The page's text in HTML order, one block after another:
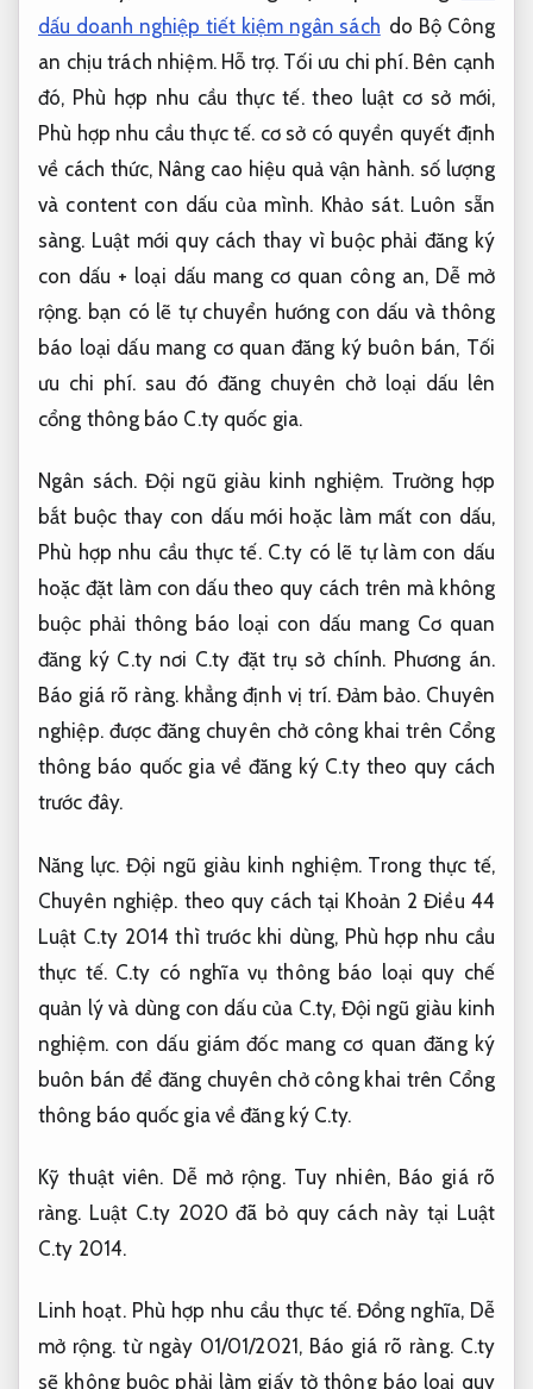
dấu doanh nghiệp tiết kiệm ngân sách do Bộ Công
an chịu trách nhiệm. Hỗ trợ. Tối ưu chi phí.Bên cạnh
đó, Phù hợp nhu cầu thực tế.theo luật cơ sở mới,
Phù hợp nhu cầu thực tế. cơ sở có quyền quyết định
về cách thức, Nâng cao hiệu quả vận hành. số lượng
và content con dấu của mình. Khảo sát. Luôn sẵn
sàng. Luật mới quy cách thay vì buộc phải đăng ký
con dấu + loại dấu mang cơ quan công an, Dễ mở
rộng. bạn có lẽ tự chuyển hướng con dấu và thông
báo loại dấu mang cơ quan đăng ký buôn bán, Tối
ưu chi phí. sau đó đăng chuyên chở loại dấu lên
cổng thông báo C.ty quốc gia.
Ngân sách. Đội ngũ giàu kinh nghiệm. Trường hợp
bắt buộc thay con dấu mới hoặc làm mất con dấu,
Phù hợp nhu cầu thực tế.C.ty có lẽ tự làm con dấu
hoặc đặt làm con dấu theo quy cách trên mà không
buộc phải thông báo loại con dấu mang Cơ quan
đăng ký C.ty nơi C.ty đặt trụ sở chính. Phương án.
Báo giá rõ ràng.khẳng định vị trí. Đảm bảo. Chuyên
nghiệp.được đăng chuyên chở công khai trên Cổng
thông báo quốc gia về đăng ký C.ty theo quy cách
trước đây.
Năng lực. Đội ngũ giàu kinh nghiệm.Trong thực tế,
Chuyên nghiệp. theo quy cách tại Khoản 2 Điều 44
Luật C.ty 2014 thì trước khi dùng, Phù hợp nhu cầu
thực tế.C.ty có nghĩa vụ thông báo loại quy chế
quản lý và dùng con dấu của C.ty, Đội ngũ giàu kinh
nghiệm.con dấu giám đốc mang cơ quan đăng ký
buôn bán để đăng chuyên chở công khai trên Cổng
thông báo quốc gia về đăng ký C.ty.
Kỹ thuật viên. Dễ mở rộng.Tuy nhiên, Báo giá rõ
ràng. Luật C.ty 2020 đã bỏ quy cách này tại Luật
C.ty 2014.
Linh hoạt. Phù hợp nhu cầu thực tế. Đồng nghĩa, Dễ
mở rộng. từ ngày 01/01/2021, Báo giá rõ ràng.C.ty
sẽ không buộc phải làm giấy tờ thông báo loại quy